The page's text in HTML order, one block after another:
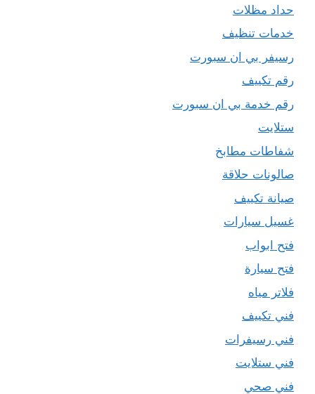
حداد مظلات
خدمات تنظيف
رسيفر بي ان سبورت
رقم تكييف
رقم خدمة بي ان سبورت
ستلايت
شفاطات مطابخ
صالونات حلاقة
صيانة تكييف
غسيل سيارات
فتح ابواب
فتح سيارة
فلاتر مياه
فني تكييف
فني رسيفرات
فني ستلايت
فني صحي